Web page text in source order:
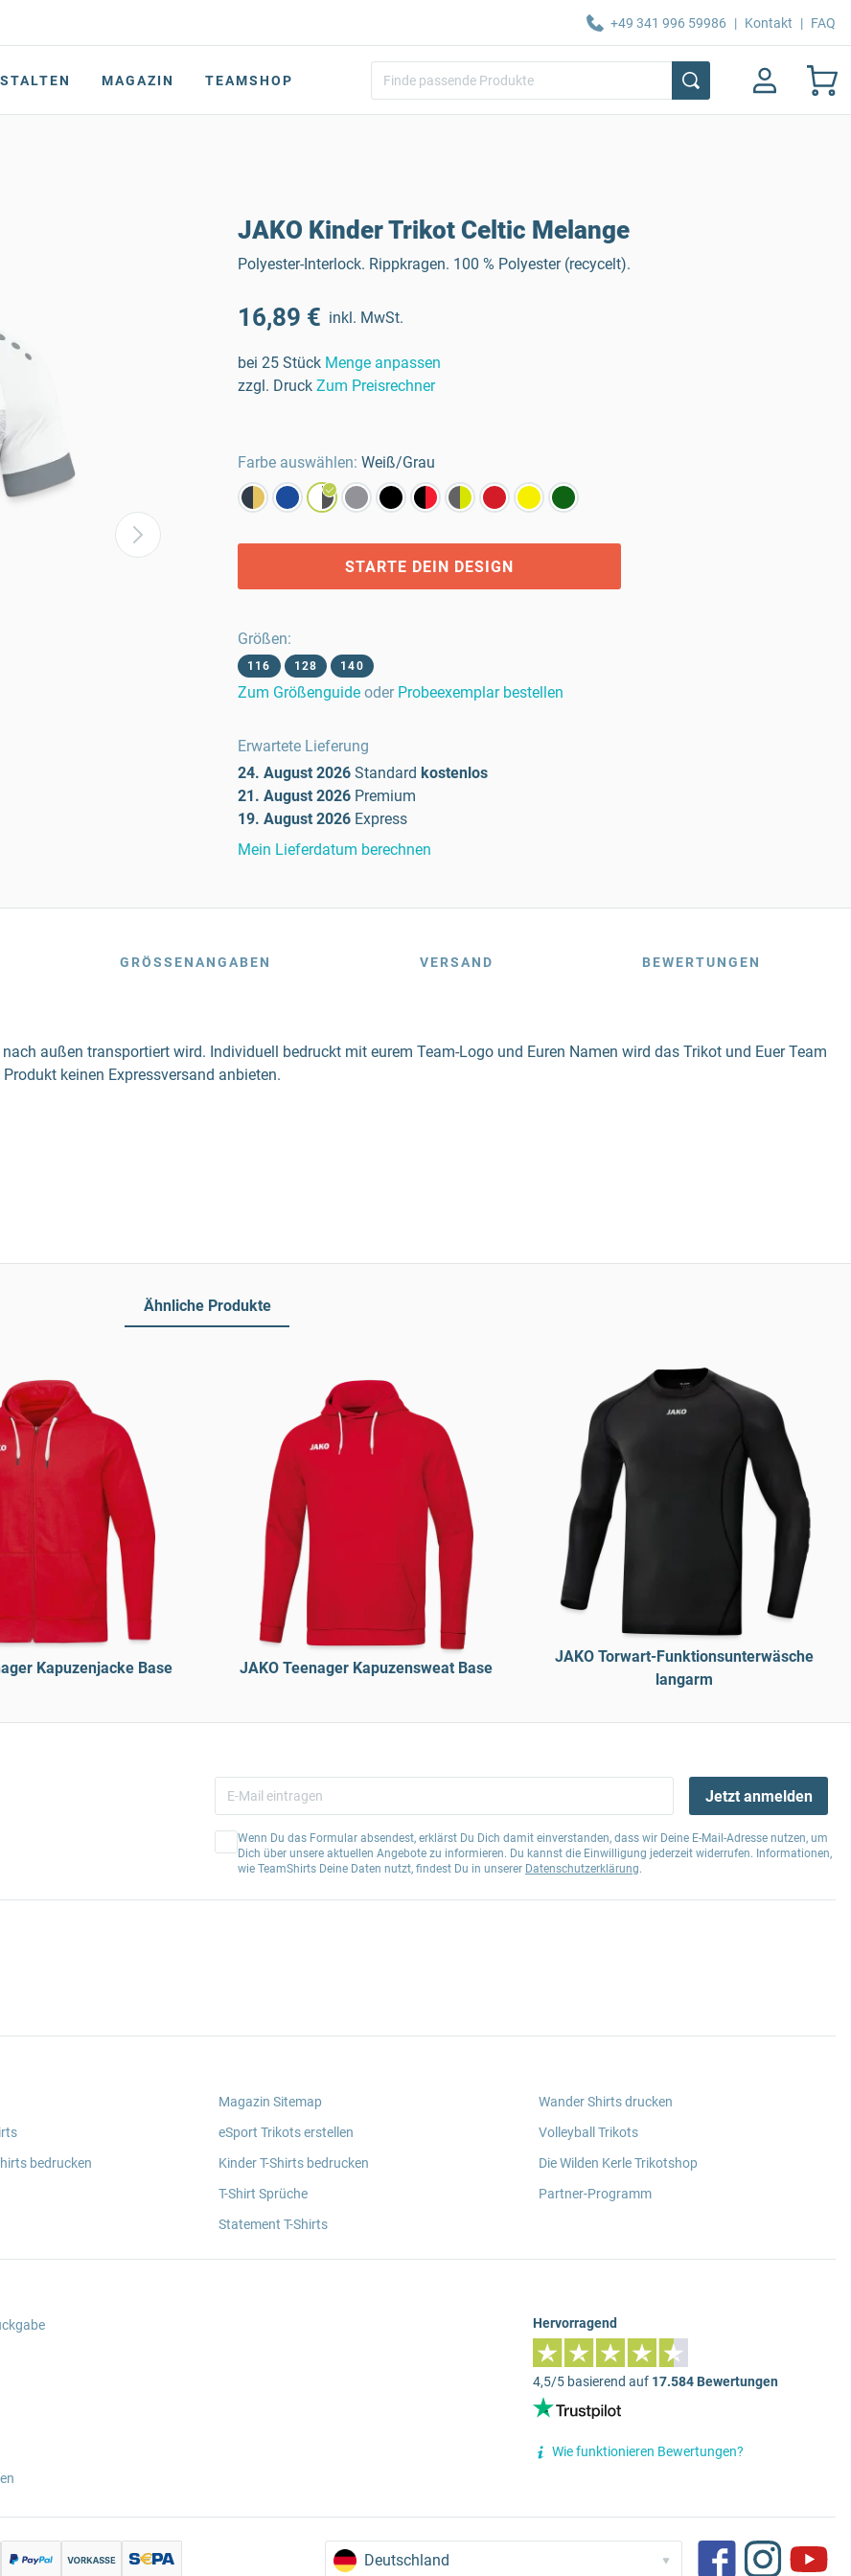
+49 341 996 59986 | Kontakt | FAQ
MAGAZIN TEAMSHOP
JAKO Kinder Trikot Celtic Melange
Polyester-Interlock. Rippkragen. 100 % Polyester (recycelt).
16,89 € inkl. MwSt.
bei 25 Stück Menge anpassen
zzgl. Druck Zum Preisrechner
Farbe auswählen: Weiß/Grau
STARTE DEIN DESIGN
Größen:
116 128 140
Zum Größenguide oder Probeexemplar bestellen
Erwartete Lieferung
24. August 2026 Standard kostenlos
21. August 2026 Premium
19. August 2026 Express
Mein Lieferdatum berechnen
GRÖSSENANGABEN VERSAND BEWERTUNGEN
außen transportiert wird. Individuell bedruckt mit eurem Team-Logo und Euren Namen wird das Trikot und Euer Team
keinen Expressversand anbieten.
Ähnliche Produkte
Kapuzenjacke Base JAKO Teenager Kapuzensweat Base
JAKO Torwart-Funktionsunterwäsche
langarm
Jetzt anmelden
Wenn Du das Formular absendest, erklärst Du Dich damit einverstanden, dass wir Deine E-Mail-Adresse nutzen, um
Dich über unsere aktuellen Angebote zu informieren. Du kannst die Einwilligung jederzeit widerrufen. Informationen,
wie TeamShirts Deine Daten nutzt, findest Du in unserer Datenschutzerklärung.
bedrucken
Magazin Sitemap
eSport Trikots erstellen
Kinder T-Shirts bedrucken
T-Shirt Sprüche
Statement T-Shirts
Wander Shirts drucken
Volleyball Trikots
Die Wilden Kerle Trikotshop
Partner-Programm
Hervorragend
4,5/5 basierend auf 17.584 Bewertungen
Wie funktionieren Bewertungen?
Deutschland